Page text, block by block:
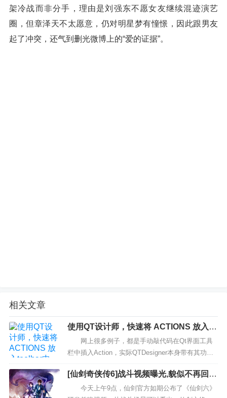
架冷战而非分手，理由是刘强东不愿女友继续混迹演艺
圈，但章泽天不太愿意，仍对明星梦有憧憬，因此跟男友
起了冲突，还气到删光微博上的“爱的证据”。
相关文章
使用QT设计师，快速将 ACTIONS 放入to
olbar中
网上很多例子，都是手动敲代码在Qt界面工具
栏中插入Action，实际QTDesigner本身带有其功
能，而且非常方便。 插入完界面后，我们还可
以去看它生成的代码，了解一下如何手动插入工具
栏按钮。...
[仙剑奇侠传6]战斗视频曝光,貌似不再回合
制了？
今天上午9点，仙剑官方如期公布了《仙剑六》